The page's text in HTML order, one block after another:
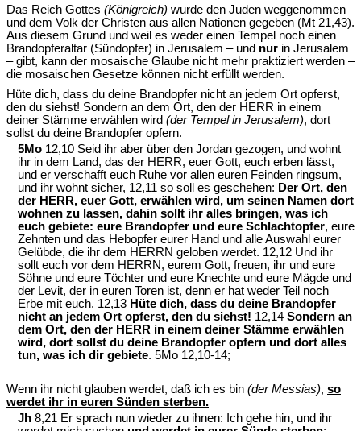
Das Reich Gottes (Königreich) wurde den Juden weggenommen
und dem Volk der Christen aus allen Nationen gegeben (Mt 21,43).
Aus diesem Grund und weil es weder einen Tempel noch einen
Brandopferaltar (Sündopfer) in Jerusalem – und nur in Jerusalem
– gibt, kann der mosaische Glaube nicht mehr praktiziert werden –
die mosaischen Gesetze können nicht erfüllt werden.
Hüte dich, dass du deine Brandopfer nicht an jedem Ort opferst,
den du siehst! Sondern an dem Ort, den der HERR in einem
deiner Stämme erwählen wird (der Tempel in Jerusalem), dort
sollst du deine Brandopfer opfern.
5Mo 12,10 Seid ihr aber über den Jordan gezogen, und wohnt
ihr in dem Land, das der HERR, euer Gott, euch erben lässt,
und er verschafft euch Ruhe vor allen euren Feinden ringsum,
und ihr wohnt sicher, 12,11 so soll es geschehen: Der Ort, den
der HERR, euer Gott, erwählen wird, um seinen Namen dort
wohnen zu lassen, dahin sollt ihr alles bringen, was ich
euch gebiete: eure Brandopfer und eure Schlachtopfer, eure
Zehnten und das Hebopfer eurer Hand und alle Auswahl eurer
Gelübde, die ihr dem HERRN geloben werdet. 12,12 Und ihr
sollt euch vor dem HERRN, eurem Gott, freuen, ihr und eure
Söhne und eure Töchter und eure Knechte und eure Mägde und
der Levit, der in euren Toren ist, denn er hat weder Teil noch
Erbe mit euch. 12,13 Hüte dich, dass du deine Brandopfer
nicht an jedem Ort opferst, den du siehst! 12,14 Sondern an
dem Ort, den der HERR in einem deiner Stämme erwählen
wird, dort sollst du deine Brandopfer opfern und dort alles
tun, was ich dir gebiete. 5Mo 12,10-14;
Wenn ihr nicht glauben werdet, daß ich es bin (der Messias), so
werdet ihr in euren Sünden sterben.
Jh 8,21 Er sprach nun wieder zu ihnen: Ich gehe hin, und ihr